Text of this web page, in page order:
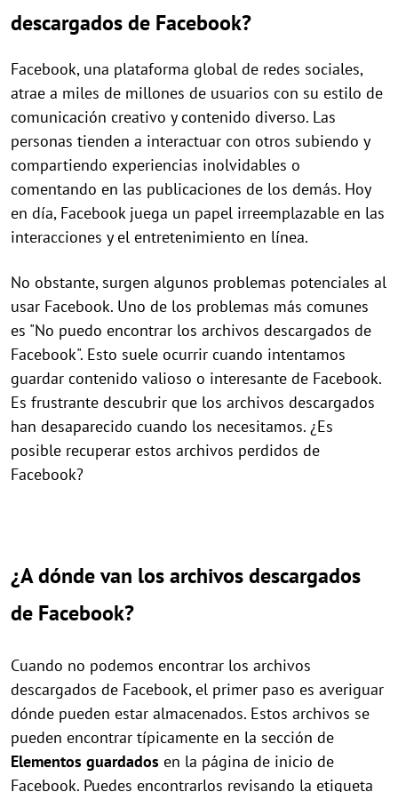
descargados de Facebook?
Facebook, una plataforma global de redes sociales,
atrae a miles de millones de usuarios con su estilo de
comunicación creativo y contenido diverso. Las
personas tienden a interactuar con otros subiendo y
compartiendo experiencias inolvidables o
comentando en las publicaciones de los demás. Hoy
en día, Facebook juega un papel irreemplazable en las
interacciones y el entretenimiento en línea.
No obstante, surgen algunos problemas potenciales al
usar Facebook. Uno de los problemas más comunes
es "No puedo encontrar los archivos descargados de
Facebook". Esto suele ocurrir cuando intentamos
guardar contenido valioso o interesante de Facebook.
Es frustrante descubrir que los archivos descargados
han desaparecido cuando los necesitamos. ¿Es
posible recuperar estos archivos perdidos de
Facebook?
¿A dónde van los archivos descargados
de Facebook?
Cuando no podemos encontrar los archivos
descargados de Facebook, el primer paso es averiguar
dónde pueden estar almacenados. Estos archivos se
pueden encontrar típicamente en la sección de
Elementos guardados en la página de inicio de
Facebook. Puedes encontrarlos revisando la etiqueta